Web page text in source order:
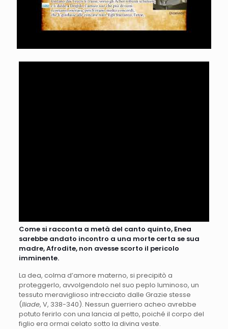
Come si racconta a metà del canto quinto, Enea
sarebbe andato incontro a una morte certa se sua
madre, Afrodite, non avesse scorto il pericolo
imminente.
La dea, colma d’amore materno, si precipitò a
proteggerlo, avvolgendolo nel suo peplo luminoso, un
tessuto meraviglioso intrecciato dalle Grazie stesse
(Iliade, V, 338-340). Nessun guerriero acheo avrebbe
potuto ferirlo con una lancia al petto, poiché il corpo del
figlio era ormai celato sotto la divina veste.